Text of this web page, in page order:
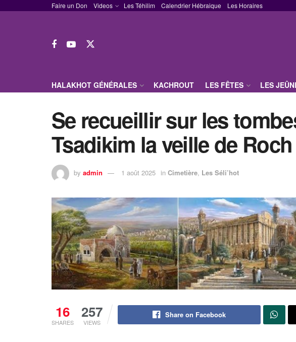
Faire un Don Videos Les Téhilim Calendrier Hébraique Les Horaires
HALAKHOT GÉNÉRALES KACHROUT LES FÊTES LES
Se recueillir sur les
Tsadikim la veille de
by admin 1 août 2025 in Cimetière, Les Séli’hot
16
SHARES
257
VIEWS
Share on Facebook